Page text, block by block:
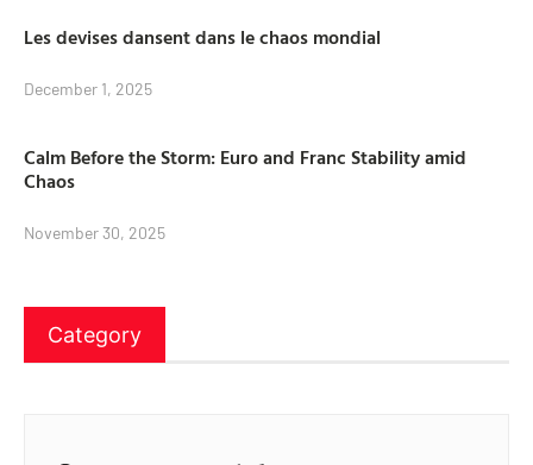
Les devises dansent dans le chaos mondial
December 1, 2025
Calm Before the Storm: Euro and Franc Stability amid
Chaos
November 30, 2025
Category